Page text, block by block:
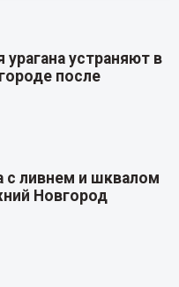
устраняют в
после
с ливнем и шквалом
Новгород